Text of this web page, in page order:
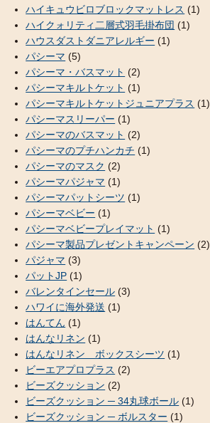
ハイキュウビロブロックマットレス (1)
ハイクォリティ二層式羽毛掛布団 (1)
ハウスダストダニアレルギー (1)
パシーマ (5)
パシーマ・バスマット (2)
パシーマキルトケット (1)
パシーマキルトケットジュニアプラス (1)
パシーマスリーパー (1)
パシーマのバスマット (2)
パシーマのプチハンカチ (1)
パシーマのマスク (2)
パシーマパジャマ (1)
パシーマパットシーツ (1)
パシーマベビー (1)
パシーマベビープレイマット (1)
パシーマ製品プレゼントキャンペーン (2)
パジャマ (3)
パットJP (1)
バレンタインセール (3)
ハワイに海外発送 (1)
はんてん (1)
はんなリネン (1)
はんなリネン ボックスシーツ (1)
ビーエアプロプラス (2)
ビーズクッション (2)
ビーズクッション ─ 34丸球ボール (1)
ビーズクッション ─ ボルスター (1)